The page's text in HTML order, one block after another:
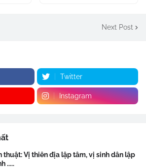
Next Post
Twitter
Instagram
thuật: Vị thiên địa lập tâm, vị sinh dân lập
.....